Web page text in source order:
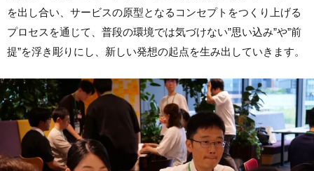
を出し合い、サービスの原型となるコンセプトをつくり上げる
プロセスを通じて、普段の環境では気づけない”思い込み”や”前
提”を浮き彫りにし、新しい発想の起点を生み出していきます。